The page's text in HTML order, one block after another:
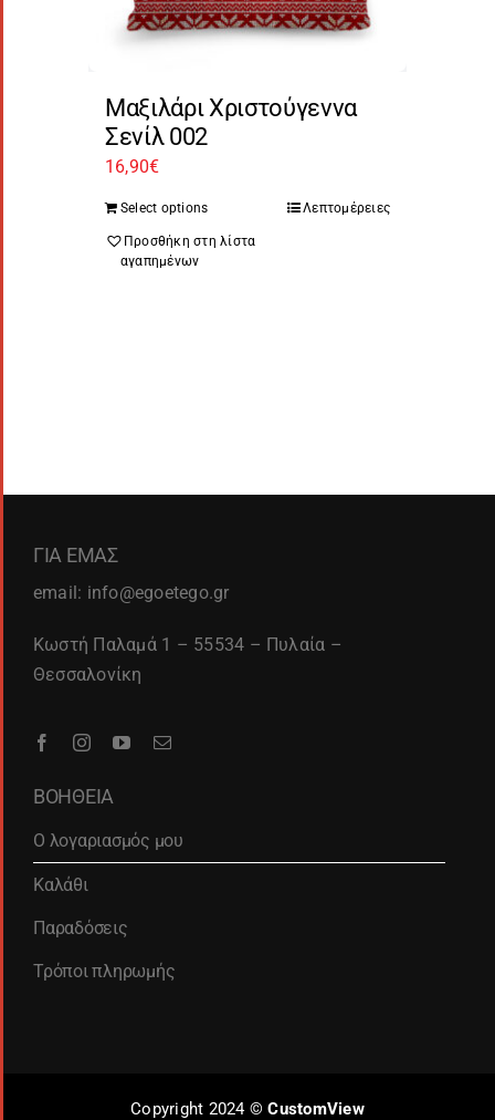
Μαξιλάρι Χριστούγεννα
Σενίλ 002
16,90€
Select options Λεπτομέρειες
Προσθήκη στη λίστα
αγαπημένων
ΓΙΑ ΕΜΑΣ
email: info@egoetego.gr
Κωστή Παλαμά 1 – 55534 – Πυλαία –
Θεσσαλονίκη
ΒΟΗΘΕΙΑ
Ο λογαριασμός μου
Καλάθι
Παραδόσεις
Τρόποι πληρωμής
Copyright 2024 ©CustomView